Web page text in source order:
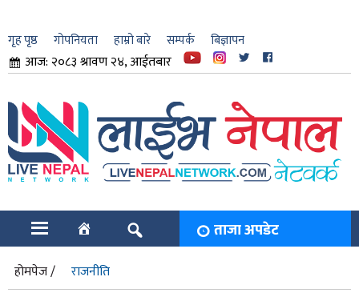
गृह पृष्ठ गोपनियता हाम्रो बारे सम्पर्क बिज्ञापन
आज: २०८३ श्रावण २४, आईतबार
ताजा अपडेट
होमपेज / राजनीति